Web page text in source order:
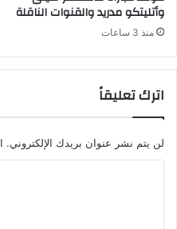
وأتليتكو مدريد والقنوات الناقلة
منذ 3 ساعات
اترك تعليقاً
لن يتم نشر عنوان بريدك الإلكتروني.